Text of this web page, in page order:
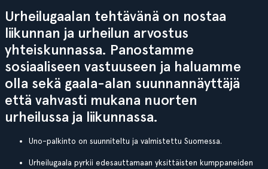
Urheilugaalan tehtävänä on nostaa
liikunnan ja urheilun arvostus
yhteiskunnassa. Panostamme
sosiaaliseen vastuuseen ja haluamme
olla sekä gaala-alan suunnannäyttäjä
että vahvasti mukana nuorten
urheilussa ja liikunnassa.
Uno-palkinto on suunniteltu ja valmistettu Suomessa.
Urheilugaala pyrkii edesauttamaan yksittäisten kumppaneiden